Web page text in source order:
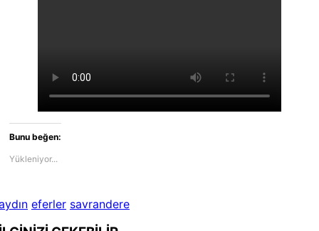
Bunu beğen:
Yükleniyor...
eferler savrandere